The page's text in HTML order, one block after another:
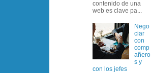
contenido de una
web es clave pa...
Nego
ciar
con
comp
añero
s y
con los jefes